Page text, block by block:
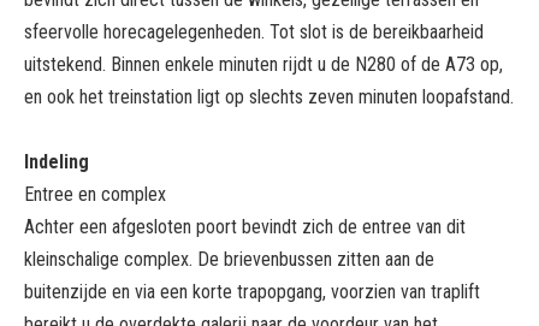
sfeervolle horecagelegenheden. Tot slot is de bereikbaarheid
uitstekend. Binnen enkele minuten rijdt u de N280 of de A73 op,
en ook het treinstation ligt op slechts zeven minuten loopafstand.
Indeling
Entree en complex
Achter een afgesloten poort bevindt zich de entree van dit
kleinschalige complex. De brievenbussen zitten aan de
buitenzijde en via een korte trapopgang, voorzien van traplift